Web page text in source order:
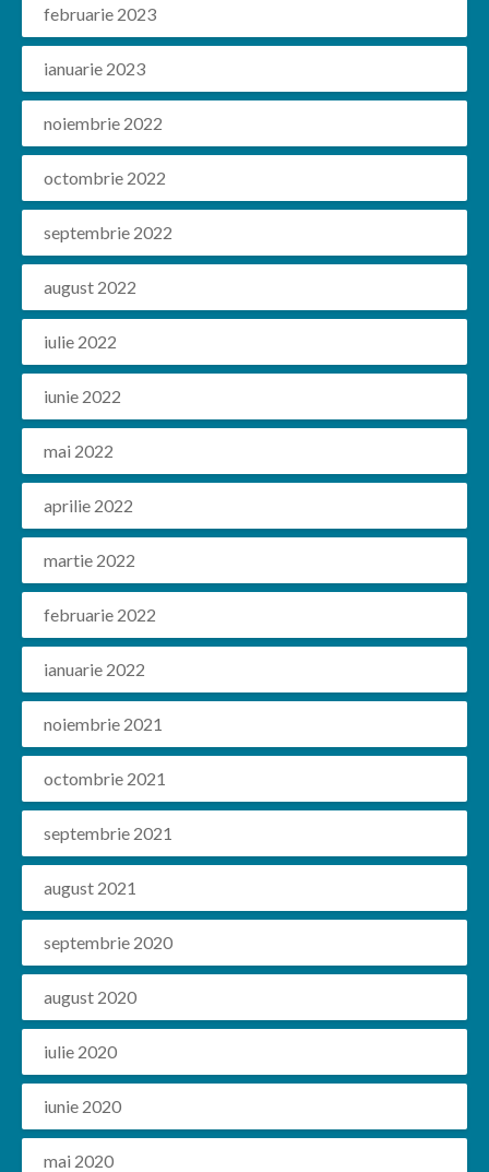
februarie 2023
ianuarie 2023
noiembrie 2022
octombrie 2022
septembrie 2022
august 2022
iulie 2022
iunie 2022
mai 2022
aprilie 2022
martie 2022
februarie 2022
ianuarie 2022
noiembrie 2021
octombrie 2021
septembrie 2021
august 2021
septembrie 2020
august 2020
iulie 2020
iunie 2020
mai 2020